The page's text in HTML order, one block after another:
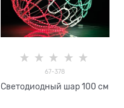
67-378
Светодиодный шар 100 см